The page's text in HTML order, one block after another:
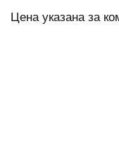
Цена указана за